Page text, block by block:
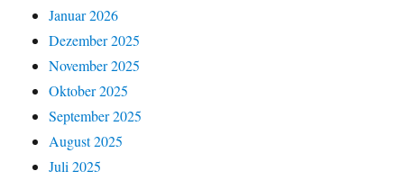
Januar 2026
Dezember 2025
November 2025
Oktober 2025
September 2025
August 2025
Juli 2025